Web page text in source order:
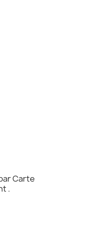
Carte
.